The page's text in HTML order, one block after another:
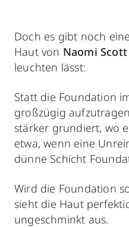
Doch es gibt noch
Haut von Naomi Scott
leuchten lässt:
Statt die Foundation
großzügig
stärker grundiert, wo
etwa, wenn eine
dünne Schicht
Wird die Foundation
sieht die Haut
ungeschminkt aus.